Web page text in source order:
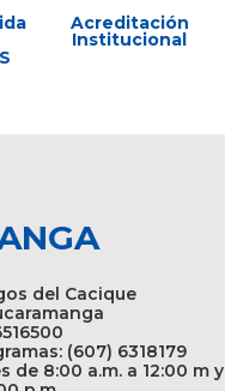
Acreditación
Institucional
del Cacique
(607) 6318179
de 8:00 a.m. a 12:00 m y